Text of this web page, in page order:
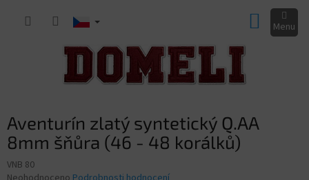
KOŠÍK
Aventurín zlatý syntetický Q.AA
8mm šňůra (46 - 48 korálků)
VNB 80